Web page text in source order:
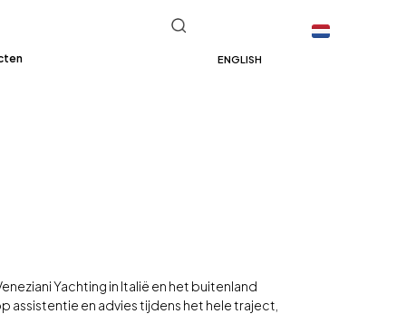
ENGLISH
Yachting in Italië en het buitenland
assistentie en advies tijdens het hele traject,